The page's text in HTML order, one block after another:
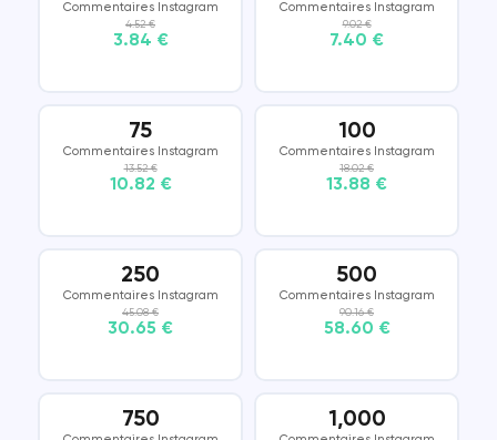
Commentaires Instagram
4.52 €
3.84 €
Commentaires Instagram
9.02 €
7.40 €
75
Commentaires Instagram
13.52 €
10.82 €
100
Commentaires Instagram
18.02 €
13.88 €
250
Commentaires Instagram
45.08 €
30.65 €
500
Commentaires Instagram
90.16 €
58.60 €
750 1,000